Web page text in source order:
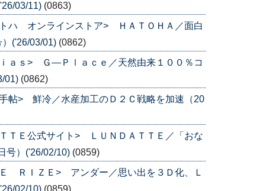
03/11) (0863)
ハ オンラインストア> ＨＡＴＯＨＡ／面白
('26/03/01) (0862)
ａｓ> Ｇ―Ｐｌａｃｅ／天然由来１００％コ
01) (0862)
帖> 鮮冷／水産加工のＤ２Ｃ戦略を加速（20
ＴＥ公式サイト> ＬＵＮＤＡＴＴＥ／「おな
号）('26/02/10) (0859)
ＲＩＺＥ> アンダー／思い出を３Ｄ化、Ｌ
02/10) (0859)